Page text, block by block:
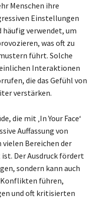
Menschen ihre
Einstellungen
häufig verwendet, um
was oft zu
führt. Solche
Interaktionen
die das Gefühl von
verstärken.
die mit ‚In Your Face‘
Auffassung von
Bereichen der
Der Ausdruck fördert
sondern kann auch
Konflikten führen,
und oft kritisierten